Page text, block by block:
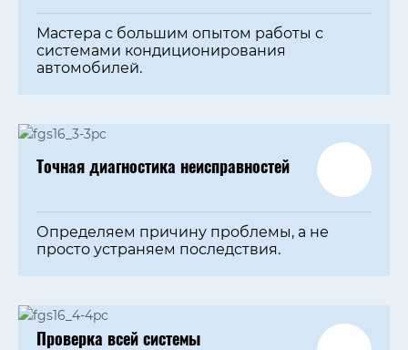
Мастера с большим опытом работы с
системами кондиционирования
автомобилей.
Точная диагностика неисправностей
Определяем причину проблемы, а не
просто устраняем последствия.
Проверка всей системы